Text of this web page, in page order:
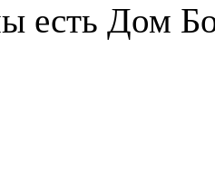
есть Дом